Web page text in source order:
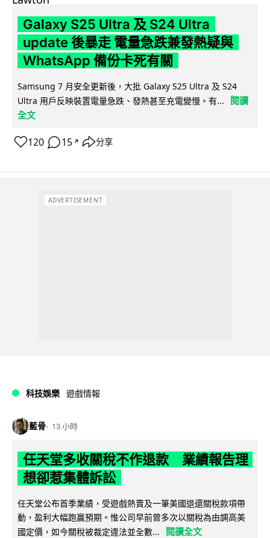
Galaxy S25 Ultra 及 S24 Ultra
update 後暴走 電量急跌兼發熱疑與
WhatsApp 備份卡死有關
Samsung 7 月安全更新後，大批 Galaxy S25 Ultra 及 S24
Ultra 用戶反映裝置電量急跌、發熱甚至充電變慢。有...
閱讀
全文
120 15 ↗ 分享
ADVERTISEMENT
科技娛樂 遊戲情報
藍骨 13 小時
任天堂多收關稅不作退款 業績報告理
想卻惹集體訴訟
任天堂公布首季業績，受遊戲熱賣及一筆美國退還關稅款項帶
動，盈利大幅跑贏預期。惟公司早前曾多次以關稅為由調高美
國定價，如今關稅被裁定違法並全數...
閱讀全文